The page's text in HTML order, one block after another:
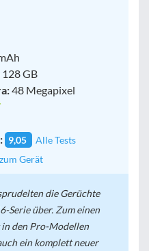
128 GB
48 Megapixel
9,05
Alle Tests
Gerät
die Gerüchte
Serie über. Zum einen
den Pro-Modellen
ein komplett neuer